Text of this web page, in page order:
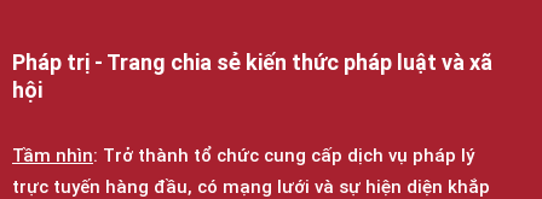
Pháp trị - Trang chia sẻ kiến thức pháp luật và xã
hội
Tầm nhìn: Trở thành tổ chức cung cấp dịch vụ pháp lý
trực tuyến hàng đầu, có mạng lưới và sự hiện diện khắp